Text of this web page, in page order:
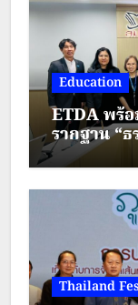
Education
ETDA พร้
รากฐาน “
มาตรฐานก
Thailand